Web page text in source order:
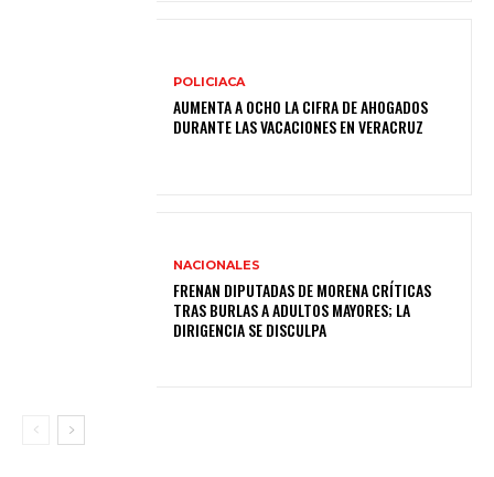
POLICIACA
AUMENTA A OCHO LA CIFRA DE AHOGADOS
DURANTE LAS VACACIONES EN VERACRUZ
NACIONALES
FRENAN DIPUTADAS DE MORENA CRÍTICAS
TRAS BURLAS A ADULTOS MAYORES; LA
DIRIGENCIA SE DISCULPA